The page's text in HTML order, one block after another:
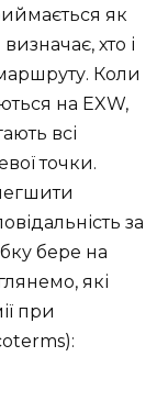
як
хто і
Коли
на EXW,
всі
точки.
за
бере на
які
при